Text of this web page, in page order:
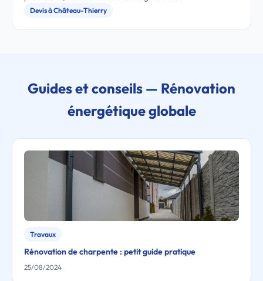
Devis à Château-Thierry
Guides et conseils — Rénovation
énergétique globale
Travaux
Rénovation de charpente : petit guide pratique
25/08/2024